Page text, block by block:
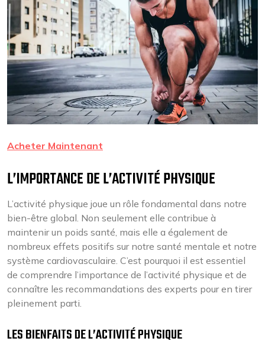
Acheter Maintenant
L’IMPORTANCE DE L’ACTIVITÉ PHYSIQUE
L’activité physique joue un rôle fondamental dans notre
bien-être global. Non seulement elle contribue à
maintenir un poids santé, mais elle a également de
nombreux effets positifs sur notre santé mentale et notre
système cardiovasculaire. C’est pourquoi il est essentiel
de comprendre l’importance de l’activité physique et de
connaître les recommandations des experts pour en tirer
pleinement parti.
LES BIENFAITS DE L’ACTIVITÉ PHYSIQUE